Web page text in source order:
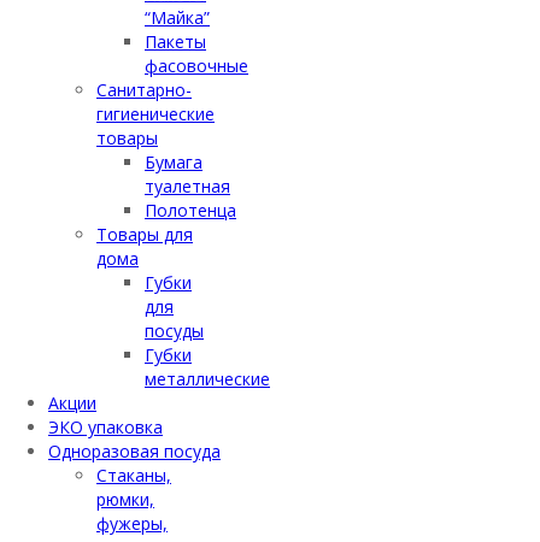
“Майка”
Пакеты
фасовочные
Санитарно-
гигиенические
товары
Бумага
туалетная
Полотенца
Товары для
дома
Губки
для
посуды
Губки
металлические
Акции
ЭКО упаковка
Одноразовая посуда
Стаканы,
рюмки,
фужеры,